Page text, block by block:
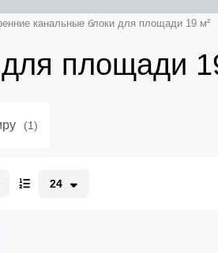
канальные блоки для площади 19 м²
площади
(1)
24